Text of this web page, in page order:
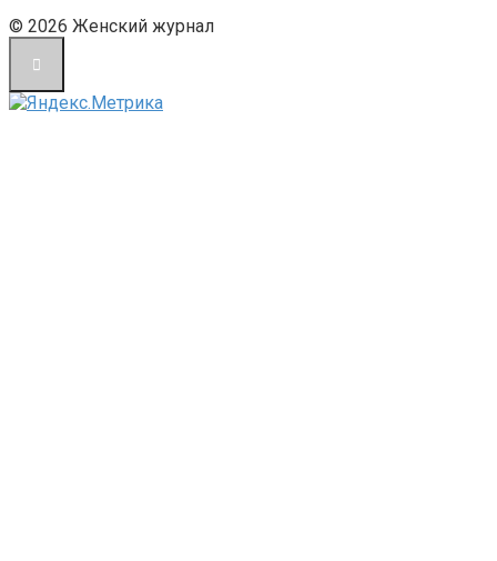
© 2026 Женский журнал